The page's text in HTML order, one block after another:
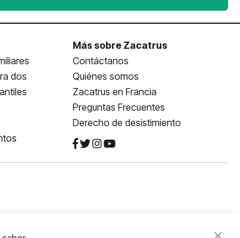
dos
Más sobre Zacatrus
Contáctanos
Quiénes somos
Zacatrus en Francia
Preguntas Frecuentes
Derecho de desistimiento